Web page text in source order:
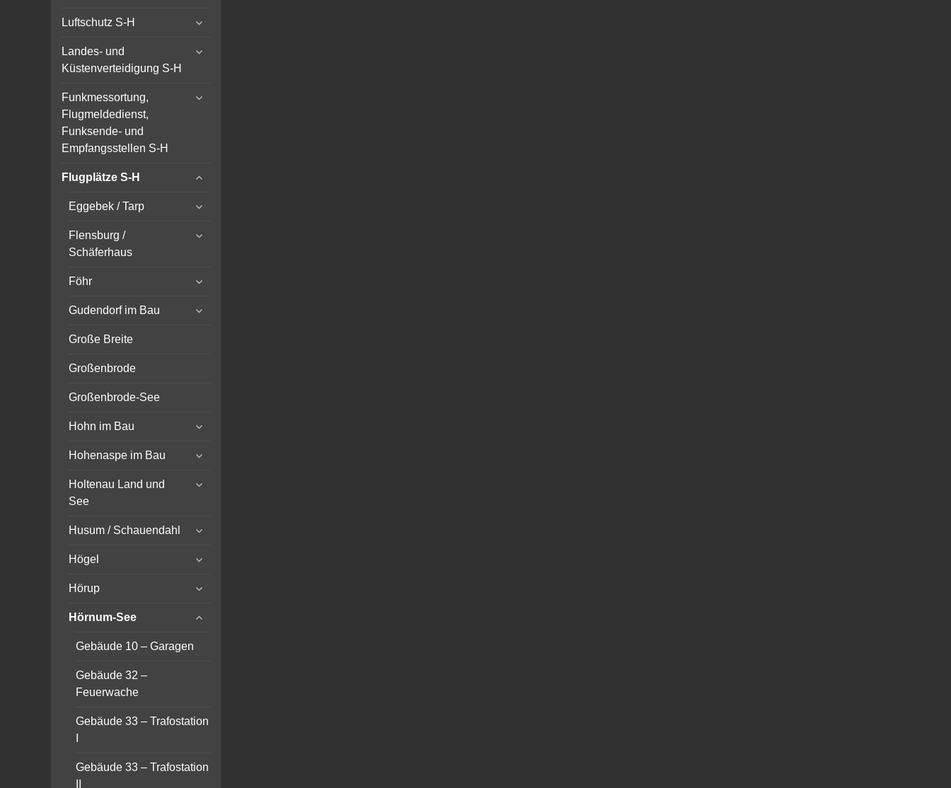
menu
Luftschutz S-H
expand
menu
Landes- und
Küstenverteidigung S-H
expand
Funkmessortung,
Flugmeldedienst,
Funksende- und
Empfangsstellen S-H
expand
Flugplätze S-H
expand
menu
Eggebek / Tarp
expand
menu
Flensburg /
Schäferhaus
expand
Föhr
expand
menu
Gudendorf im Bau
expand
Große Breite
Großenbrode
Großenbrode-See
Hohn im Bau
expand
menu
Hohenaspe im Bau
expand
menu
Holtenau Land und
See
expand
Husum / Schauendahl
expand
menu
Högel
expand
menu
Hörup
expand
menu
Hörnum-See
expand
menu
Gebäude 10 – Garagen
Gebäude 32 –
Feuerwache
Gebäude 33 – Trafostation
Gebäude 33 – Trafostation